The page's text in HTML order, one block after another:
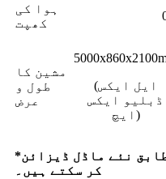
ہوا کی
کھپت
مشین کا
طول و
عرض
(ایل ایکس
ڈبلیو ایکس
ایچ)
*ہم صارفین کی ضروریات کے مطابق نئے ماڈل ڈیزائن
کر سکتے ہیں۔